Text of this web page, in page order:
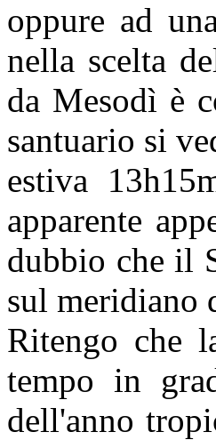
oppure ad
nella scelta
da Mesodì è
santuario si
estiva
apparente
dubbio che il
sul meridiano
Ritengo che
tempo in
dell'anno